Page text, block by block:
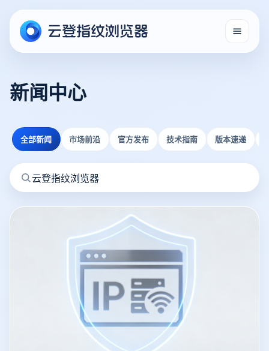
新闻中心
全部新闻 市场前沿 官方发布 技术指南 版本速递